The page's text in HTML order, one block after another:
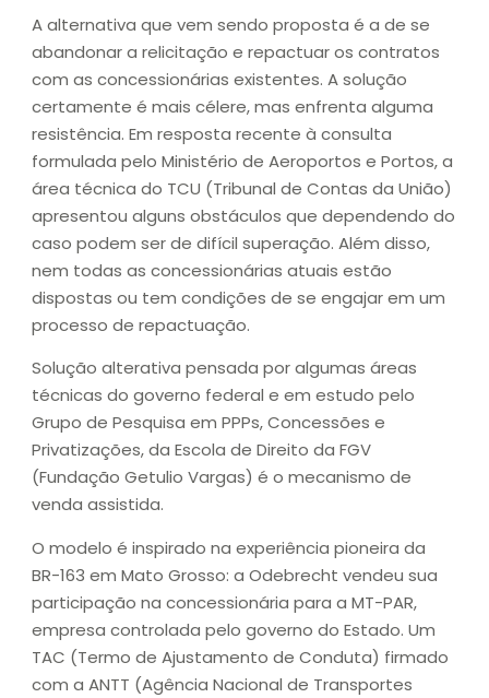
A alternativa que vem sendo proposta é a de se
abandonar a relicitação e repactuar os contratos
com as concessionárias existentes. A solução
certamente é mais célere, mas enfrenta alguma
resistência. Em resposta recente à consulta
formulada pelo Ministério de Aeroportos e Portos, a
área técnica do TCU (Tribunal de Contas da União)
apresentou alguns obstáculos que dependendo do
caso podem ser de difícil superação. Além disso,
nem todas as concessionárias atuais estão
dispostas ou tem condições de se engajar em um
processo de repactuação.
Solução alterativa pensada por algumas áreas
técnicas do governo federal e em estudo pelo
Grupo de Pesquisa em PPPs, Concessões e
Privatizações, da Escola de Direito da FGV
(Fundação Getulio Vargas) é o mecanismo de
venda assistida.
O modelo é inspirado na experiência pioneira da
BR-163 em Mato Grosso: a Odebrecht vendeu sua
participação na concessionária para a MT-PAR,
empresa controlada pelo governo do Estado. Um
TAC (Termo de Ajustamento de Conduta) firmado
com a ANTT (Agência Nacional de Transportes